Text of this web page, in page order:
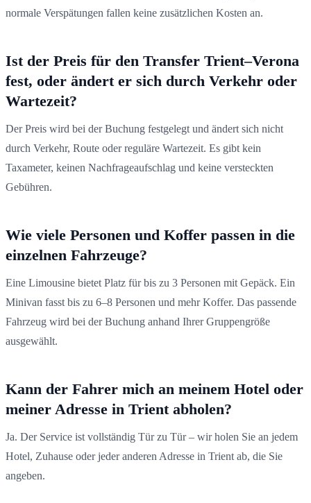
normale Verspätungen fallen keine zusätzlichen Kosten an.
Ist der Preis für den Transfer Trient–Verona
fest, oder ändert er sich durch Verkehr oder
Wartezeit?
Der Preis wird bei der Buchung festgelegt und ändert sich nicht
durch Verkehr, Route oder reguläre Wartezeit. Es gibt kein
Taxameter, keinen Nachfrageaufschlag und keine versteckten
Gebühren.
Wie viele Personen und Koffer passen in die
einzelnen Fahrzeuge?
Eine Limousine bietet Platz für bis zu 3 Personen mit Gepäck. Ein
Minivan fasst bis zu 6–8 Personen und mehr Koffer. Das passende
Fahrzeug wird bei der Buchung anhand Ihrer Gruppengröße
ausgewählt.
Kann der Fahrer mich an meinem Hotel oder
meiner Adresse in Trient abholen?
Ja. Der Service ist vollständig Tür zu Tür – wir holen Sie an jedem
Hotel, Zuhause oder jeder anderen Adresse in Trient ab, die Sie
angeben.